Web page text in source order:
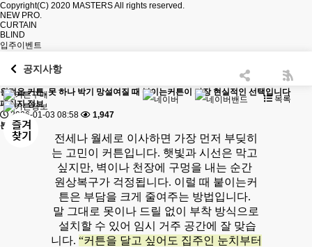
Copyright(C) 2020 MASTERSAll rights reserved.
NEW PRO.
CURTAIN
BLIND
입주이벤트
공지사항
목록
원덕읍 커튼, 못 하나 박기 망설여질 때 붙이는커튼이 가장 현실적인 선택입니다
페이지 정보
2026-01-03 08:58
1,947
본문
전세나 월세로 이사하면 가장 먼저 부딪히
는 고민이 커튼입니다. 햇빛과 시선은 막고
싶지만, 벽이나 천장에 구멍을 내는 순간
원상복구가 걱정됩니다. 이럴 때 붙이는커
튼은 부담을 크게 줄여주는 방법입니다.
말 그대로 못이나 드릴 없이 부착 방식으로
설치할 수 있어 임시 거주 공간에 잘 맞습
니다. “커튼을 달고 싶어도 집주인 눈치부터